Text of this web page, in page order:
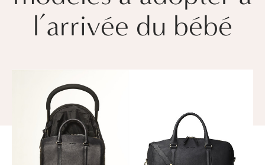
l’arrivée du bébé